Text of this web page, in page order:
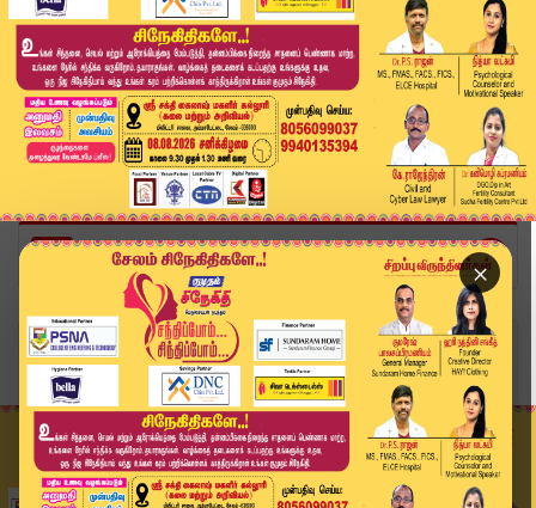
×
Home
அரசியல்
ஒரே நாளில் தவெகவில் இணைந்த முக்கிய புள்ளிகள்.. ...